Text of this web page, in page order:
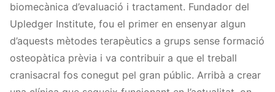
biomecànica d’evaluació i tractament. Fundador del
Upledger Institute, fou el primer en ensenyar algun
d’aquests mètodes terapèutics a grups sense formació
osteopàtica prèvia i va contribuir a que el treball
cranisacral fos conegut pel gran públic. Arribà a crear